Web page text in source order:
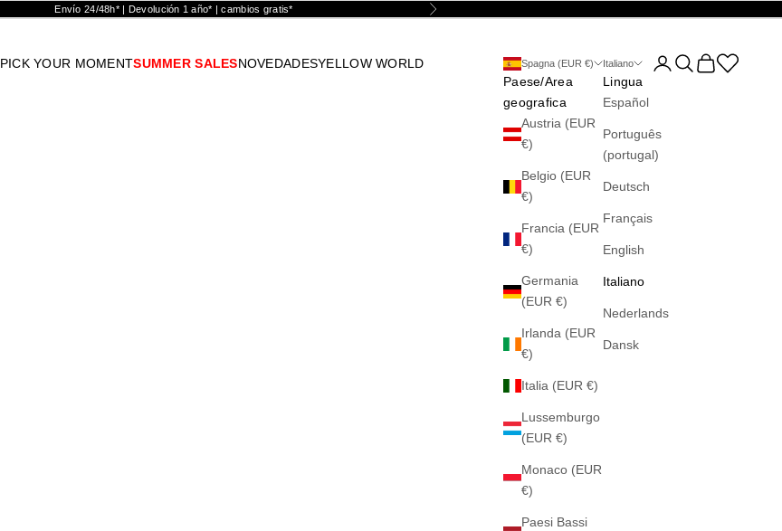
Envío 24/48h* | Devolución 1 año* | cambios gratis* Successivo
PICK YOUR MOMENTSUMMER SALESNOVEDADESYELLOW WORLD Spagna (EUR €)
Paese/Area
geografica
Austria (EUR
€)
Belgio (EUR
€)
Francia (EUR
€)
Germania
(EUR €)
Irlanda (EUR
€)
Italia (EUR €)
Lussemburgo
(EUR €)
Monaco (EUR
€)
Paesi Bassi
Italiano
Lingua
Español
Português
(portugal)
Deutsch
Français
English
Italiano
Nederlands
Dansk
Mostra account
Mostra il menu di
Mostra il
Abrir la